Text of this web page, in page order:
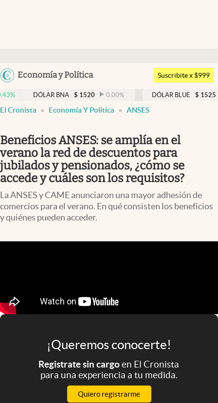
Argentina
Economía y Política
Members
Economía y Política
Finanzas y Mercados
Negocios
Columnistas
Otras secciones
Apertura
Infotechnology
Clase
Eventos Corporativos
El Cronista Studio
abre en nueva pestaña
Argentina
Suscribite x $999
DÓLAR BNA $ 1520 0.00% DÓLAR BLUE $ 1525 -0.33
El Cronista Economía Y Política ANSES
Beneficios ANSES: se amplía en el
verano la red de descuentos para
jubilados y pensionados, ¿cómo se
accede y cuáles son los requisitos?
La ANSES y CAME anunciaron una mayor adhesión de
comercios para el verano. En qué consisten los beneficios
y quiénes pueden acceder.
¡Queremos conocerte!
Registrate sin cargoen El Cronista
para una experiencia a tu medida.
Quiero registrarme